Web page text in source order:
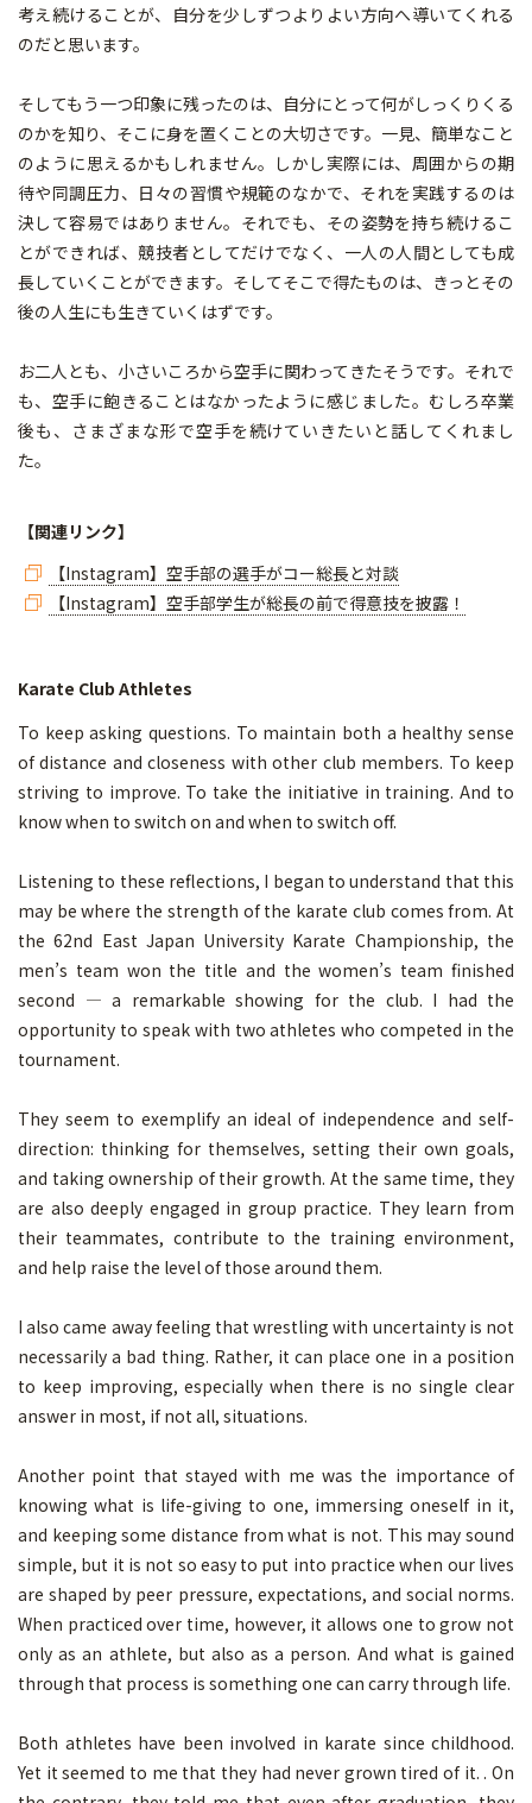
考え続けることが、自分を少しずつよりよい方向へ導いてくれる
のだと思います。
そしてもう一つ印象に残ったのは、自分にとって何がしっくりくる
のかを知り、そこに身を置くことの大切さです。一見、簡単なこと
のように思えるかもしれません。しかし実際には、周囲からの期
待や同調圧力、日々の習慣や規範のなかで、それを実践するのは
決して容易ではありません。それでも、その姿勢を持ち続けるこ
とができれば、競技者としてだけでなく、一人の人間としても成
長していくことができます。そしてそこで得たものは、きっとその
後の人生にも生きていくはずです。
お二人とも、小さいころから空手に関わってきたそうです。それで
も、空手に飽きることはなかったように感じました。むしろ卒業
後も、さまざまな形で空手を続けていきたいと話してくれまし
た。
【関連リンク】
【Instagram】空手部の選手がコー総長と対談
【Instagram】空手部学生が総長の前で得意技を披露！
Karate Club Athletes
To keep asking questions. To maintain both a healthy sense
of distance and closeness with other club members. To keep
striving to improve. To take the initiative in training. And to
know when to switch on and when to switch off.
Listening to these reflections, I began to understand that this
may be where the strength of the karate club comes from. At
the 62nd East Japan University Karate Championship, the
men’s team won the title and the women’s team finished
second — a remarkable showing for the club. I had the
opportunity to speak with two athletes who competed in the
tournament.
They seem to exemplify an ideal of independence and self-
direction: thinking for themselves, setting their own goals,
and taking ownership of their growth. At the same time, they
are also deeply engaged in group practice. They learn from
their teammates, contribute to the training environment,
and help raise the level of those around them.
I also came away feeling that wrestling with uncertainty is not
necessarily a bad thing. Rather, it can place one in a position
to keep improving, especially when there is no single clear
answer in most, if not all, situations.
Another point that stayed with me was the importance of
knowing what is life-giving to one, immersing oneself in it,
and keeping some distance from what is not. This may sound
simple, but it is not so easy to put into practice when our lives
are shaped by peer pressure, expectations, and social norms.
When practiced over time, however, it allows one to grow not
only as an athlete, but also as a person. And what is gained
through that process is something one can carry through life.
Both athletes have been involved in karate since childhood.
Yet it seemed to me that they had never grown tired of it. . On